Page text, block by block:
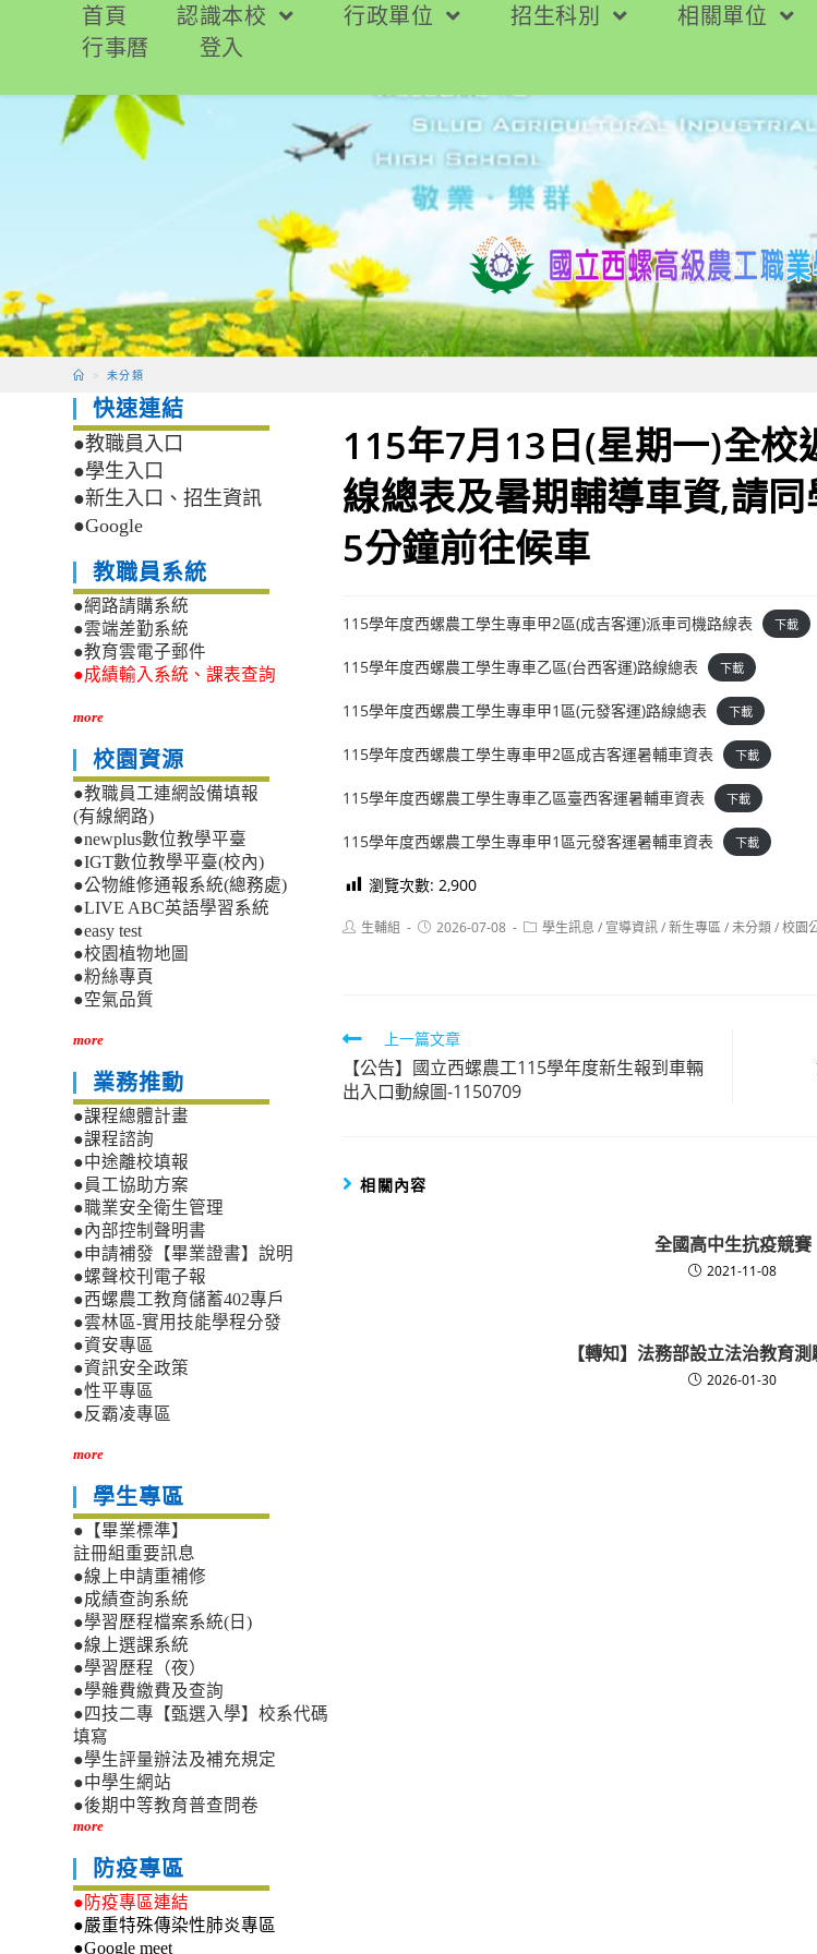
要
首頁 認識本校 行政單位 招生科別 相關單位
行事曆
登入
> 未分類
115年7月13日(星期一)全校
線總表及暑期輔導車資,請
5分鐘前往候車
115學年度西螺農工學生專車甲2區(成吉客運)派車司機路線表 下載
115學年度西螺農工學生專車乙區(台西客運)路線總表 下載
115學年度西螺農工學生專車甲1區(元發客運)路線總表 下載
115學年度西螺農工學生專車甲2區成吉客運暑輔車資表 下載
115學年度西螺農工學生專車乙區臺西客運暑輔車資表 下載
115學年度西螺農工學生專車甲1區元發客運暑輔車資表 下載
瀏覽次數: 2,900
Post生輔組
Post2026-07-08
Post學生訊息 / 宣導資訊/新生專區/未分類/校園
Read
more
articles
上一篇文章
【公告】國立西螺農工115學年度新生報到車輛
出入口動線圖-1150709
相關內容
全國高中生抗疫競賽
2021-11-08
【轉知】法務部設立法治教育
2026-01-30
快速連結
●教職員入口
●學生入口
●新生入口、招生資訊
●Google
教職員系統
●網路請購系統
●雲端差勤系統
●教育雲電子郵件
●成績輸入系統、課表查詢
more
校園資源
●教職員工連網設備填報
(有線網路)
●newplus數位教學平臺
●IGT數位教學平臺(校內)
●公物維修通報系統(總務處)
●LIVE ABC英語學習系統
●easy test
●校園植物地圖
●粉絲專頁
●空氣品質
more
業務推動
●課程總體計畫
●課程諮詢
●中途離校填報
●員工協助方案
●職業安全衛生管理
●內部控制聲明書
●申請補發【畢業證書】說明
●螺聲校刊電子報
●西螺農工教育儲蓄402專戶
●雲林區-實用技能學程分發
●資安專區
●資訊安全政策
●性平專區
●反霸凌專區
more
學生專區
●【畢業標準】
註冊組重要訊息
●線上申請重補修
●成績查詢系統
●學習歷程檔案系統(日)
●線上選課系統
●學習歷程（夜）
●學雜費繳費及查詢
●四技二專【甄選入學】校系代碼
填寫
●學生評量辦法及補充規定
●中學生網站
●後期中等教育普查問卷
more
防疫專區
●防疫專區連結
●嚴重特殊傳染性肺炎專區
●Google meet